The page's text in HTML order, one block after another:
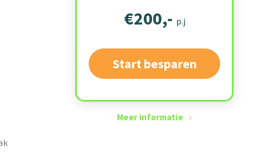
€200,- p.j
Start besparen
Meer informatie